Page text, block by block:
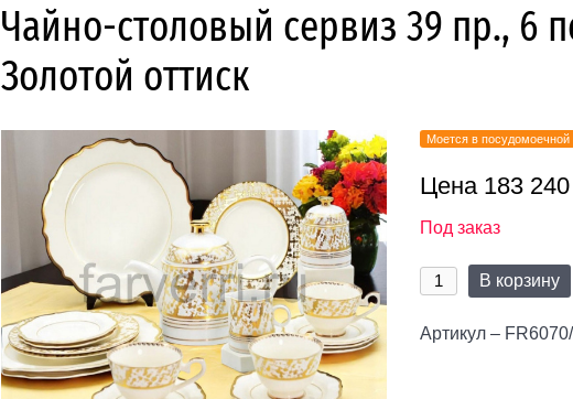
Чайно-столовый сервиз 39 пр., 6
Золотой оттиск
Моется в
Цена 183
Под заказ
В корзину
Артикул –